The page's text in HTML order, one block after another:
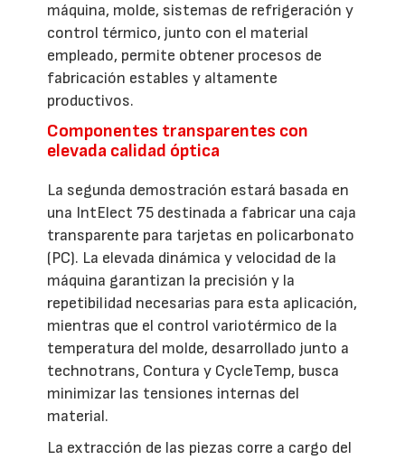
máquina, molde, sistemas de refrigeración y
control térmico, junto con el material
empleado, permite obtener procesos de
fabricación estables y altamente
productivos.
Componentes transparentes con
elevada calidad óptica
La segunda demostración estará basada en
una IntElect 75 destinada a fabricar una caja
transparente para tarjetas en policarbonato
(PC). La elevada dinámica y velocidad de la
máquina garantizan la precisión y la
repetibilidad necesarias para esta aplicación,
mientras que el control variotérmico de la
temperatura del molde, desarrollado junto a
technotrans, Contura y CycleTemp, busca
minimizar las tensiones internas del
material.
La extracción de las piezas corre a cargo del